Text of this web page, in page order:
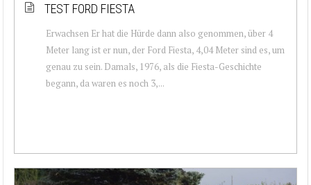
TEST FORD FIESTA
Erwachsen Er hat die Hürde dann also genommen, über 4
Meter lang ist er nun, der Ford Fiesta, 4,04 Meter sind es, um
genau zu sein. Damals, 1976, als die Fiesta-Geschichte
begann, da waren es noch 3,...